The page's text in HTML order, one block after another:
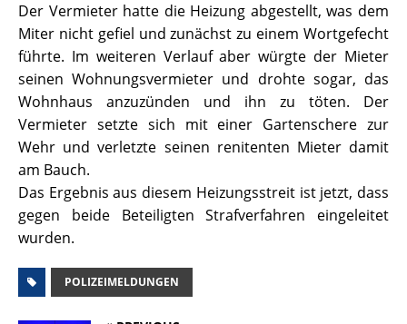
Der Vermieter hatte die Heizung abgestellt, was dem
Miter nicht gefiel und zunächst zu einem Wortgefecht
führte. Im weiteren Verlauf aber würgte der Mieter
seinen Wohnungsvermieter und drohte sogar, das
Wohnhaus anzuzünden und ihn zu töten. Der
Vermieter setzte sich mit einer Gartenschere zur
Wehr und verletzte seinen renitenten Mieter damit
am Bauch.
Das Ergebnis aus diesem Heizungsstreit ist jetzt, dass
gegen beide Beteiligten Strafverfahren eingeleitet
wurden.
POLIZEIMELDUNGEN